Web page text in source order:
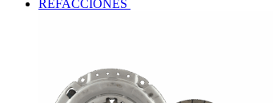
REFACCIONES